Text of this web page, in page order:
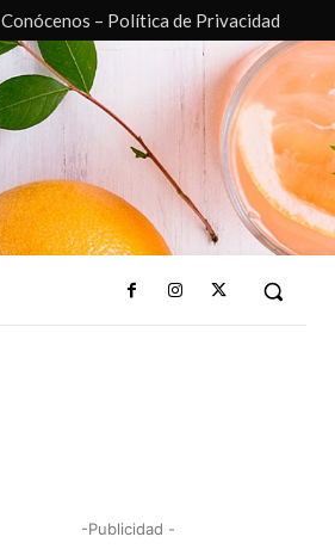
Conócenos – Política de Privacidad
-Publicidad -